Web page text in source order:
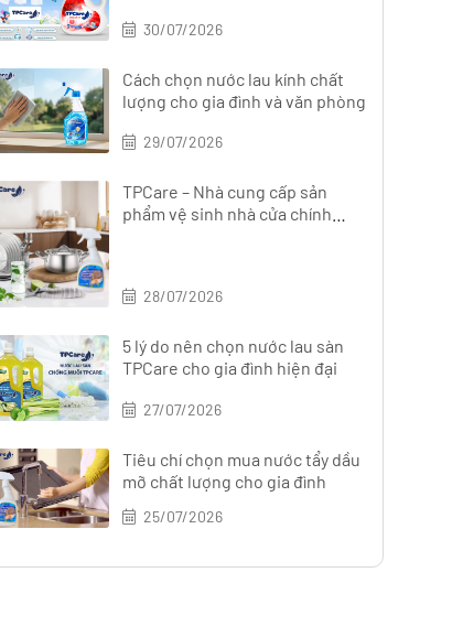
30/07/2026
Cách chọn nước lau kính chất
lượng cho gia đình và văn phòng
29/07/2026
TPCare – Nhà cung cấp sản
phẩm vệ sinh nhà cửa chính
28/07/2026
5 lý do nên chọn nước lau sàn
TPCare cho gia đình hiện đại
27/07/2026
Tiêu chí chọn mua nước tẩy dầu
mỡ chất lượng cho gia đình
25/07/2026